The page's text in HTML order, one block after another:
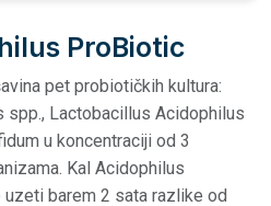
ProBiotic
pet probiotičkih kultura:
spp., Lactobacillus Acidophilus
u koncentraciji od 3
Kal Acidophilus
barem 2 sata razlike od